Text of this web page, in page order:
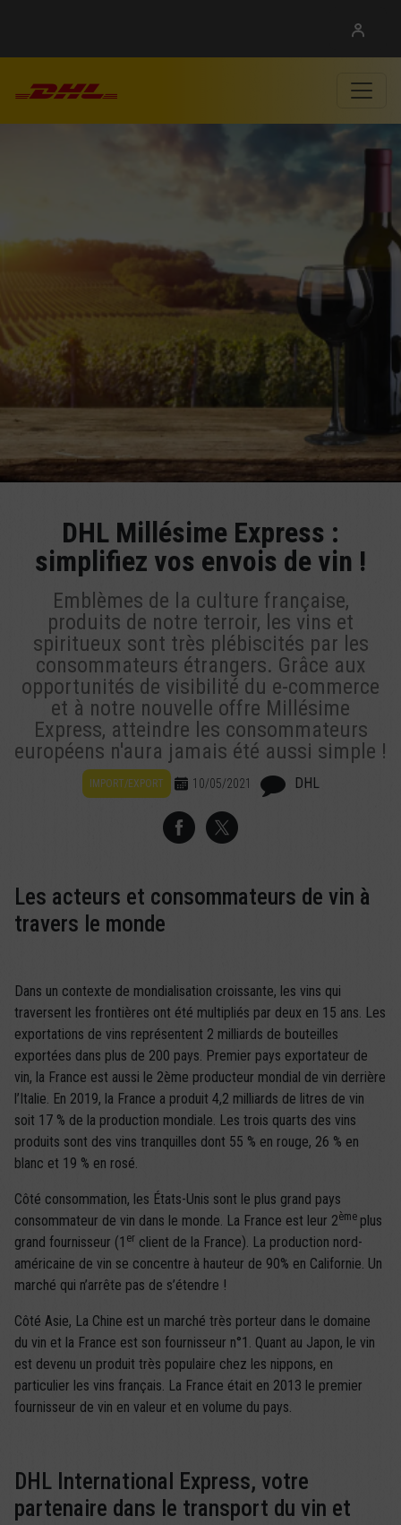
DHL Millésime Express :
simplifiez vos envois de vin !
Emblèmes de la culture française,
produits de notre terroir, les vins et
spiritueux sont très plébiscités par les
consommateurs étrangers. Grâce aux
opportunités de visibilité du e-commerce
et à notre nouvelle offre Millésime
Express, atteindre les consommateurs
européens n'aura jamais été aussi simple !
IMPORT/EXPORT 10/05/2021 DHL
Les acteurs et consommateurs de vin à
travers le monde
Dans un contexte de mondialisation croissante, les vins qui
traversent les frontières ont été multipliés par deux en 15 ans. Les
exportations de vins représentent 2 milliards de bouteilles
exportées dans plus de 200 pays. Premier pays exportateur de
vin, la France est aussi le 2ème producteur mondial de vin derrière
l’Italie. En 2019, la France a produit 4,2 milliards de litres de vin
soit 17 % de la production mondiale. Les trois quarts des vins
produits sont des vins tranquilles dont 55 % en rouge, 26 % en
blanc et 19 % en rosé.
Côté consommation, les États-Unis sont le plus grand pays
consommateur de vin dans le monde. La France est leur 2ème plus
grand fournisseur (1 er client de la France). La production nord-
américaine de vin se concentre à hauteur de 90% en Californie. Un
marché qui n’arrête pas de s’étendre !
Côté Asie, La Chine est un marché très porteur dans le domaine
du vin et la France est son fournisseur n°1. Quant au Japon, le vin
est devenu un produit très populaire chez les nippons, en
particulier les vins français. La France était en 2013 le premier
fournisseur de vin en valeur et en volume du pays.
DHL International Express, votre
partenaire dans le transport du vin et